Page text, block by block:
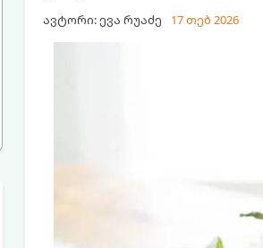
ავტორი: ევა რუაძე 17 თებ 2026